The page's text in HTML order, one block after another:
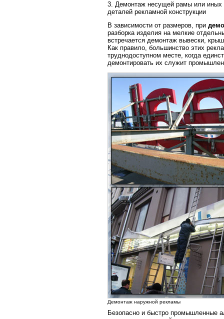
3. Демонтаж несущей рамы или иных
деталей рекламной конструкции
В зависимости от размеров, при
разборка изделия на мелкие
встречается демонтаж вывески,
Как правило, большинство этих
труднодоступном месте, когда
демонтировать их служит
Демонтаж наружной рекламы
Безопасно и быстро промышленные